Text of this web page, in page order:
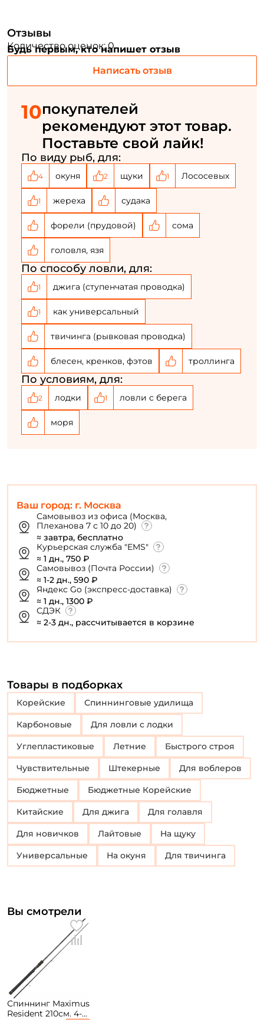
Ваш город: г. Москва
Самовывоз из офиса (Москва,
Плеханова 7 с 10 до 20)
≈ завтра, бесплатно
Курьерская служба "EMS"
≈ 1 дн., 750 ₽
Самовывоз (Почта России)
≈ 1-2 дн., 590 ₽
Яндекс Go (экспресс-доставка)
≈ 1 дн., 1300 ₽
СДЭК
≈ 2-3 дн., рассчитывается в корзине
Отзывы
Количество оценок: 0
Будь первым, кто напишет отзыв
Написать отзыв
10покупателей
рекомендуют этот товар.
Поставьте свой лайк!
По виду рыб, для:
4 окуня 2 щуки 1 Лососевых
1 жереха судака
форели (прудовой) сома
головля, язя
По способу ловли, для:
1 джига (ступенчатая проводка)
1 как универсальный
твичинга (рывковая проводка)
блесен, кренков, фэтов троллинга
По условиям, для:
2 лодки 1 ловли с берега
моря
Товары в подборках
Корейские Спиннинговые удилища
Карбоновые Для ловли с лодки
Углепластиковые Летние Быстрого строя
Чувствительные Штекерные Для воблеров
Бюджетные Бюджетные Корейские
Китайские Для джига Для голавля
Для новичков Лайтовые На щуку
Универсальные на окуня для твичинга
Вы смотрели
Спиннинг Maximus
Resident 210см. 4-
Придумайте пароль: *
Повторите пароль: *
персональных данных
Создать аккаунт
У меня уже есть аккаунт